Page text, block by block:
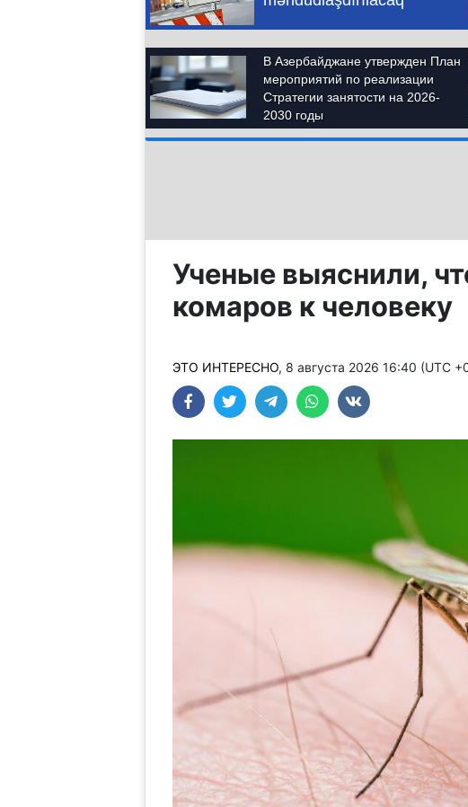
Ученые выяснили,
комаров к человеку
ЭТО ИНТЕРЕСНО, 8 августа 2026 16:40 (UTC